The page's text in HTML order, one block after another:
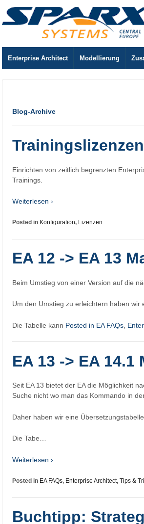
Enterprise Architect Modellierung
Blog-Archive
Einrichten von zeitlich begrenzten
Trainings.
Weiterlesen ›
Posted in Konfiguration, Lizenzen
EA 12 -> EA 13
Beim Umstieg von einer Version auf die
Um den Umstieg zu erleichtern haben wir
Die Tabelle kann Posted in EA FAQs
EA 13 -> EA
Seit EA 13 bietet der EA die Möglichkeit
Suche nicht wo man das Kommando in
Daher haben wir eine
Die Tabe…
Weiterlesen ›
Posted in EA FAQs, Enterprise Architect, Tips &
Buchtipp: